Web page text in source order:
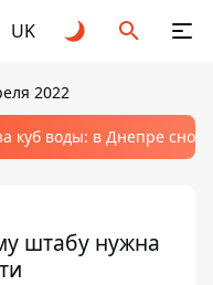
UK
2022
куб воды: в Днепре
штабу нужна